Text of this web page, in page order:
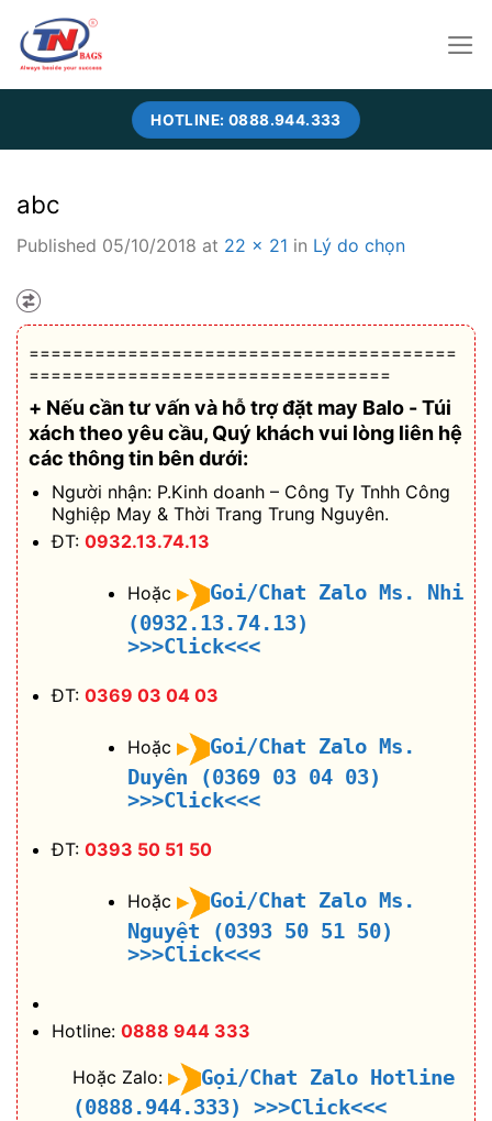
content
HOTLINE: 0888.944.333
abc
Published 05/10/2018 at 22 × 21 in Lý do chọn
=======================================
=================================
+ Nếu cần tư vấn và hỗ trợđặt may Balo - Túi
xách theo yêu cầu, Quý khách vui lòng liên hệ
các thông tin bên dưới:
Người nhận: P.Kinh doanh – Công Ty Tnhh Công
Nghiệp May & Thời Trang Trung Nguyên.
ĐT: 0932.13.74.13
Hoặc
Goi/Chat Zalo Ms. Nhi
(0932.13.74.13)
>>>Click<<<
ĐT: 0369 03 04 03
Hoặc
Goi/Chat Zalo Ms.
Duyên (0369 03 04 03)
>>>Click<<<
ĐT: 0393 50 51 50
Hoặc
Goi/Chat Zalo Ms.
Nguyệt (0393 50 51 50)
>>>Click<<<
Hotline: 0888 944 333
Hoặc Zalo:
Gọi/Chat Zalo Hotline
(0888.944.333)
>>>Click<<<